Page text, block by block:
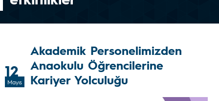
12
Mayıs
Akademik Personelimizden
Anaokulu Öğrencilerine
Kariyer Yolculuğu